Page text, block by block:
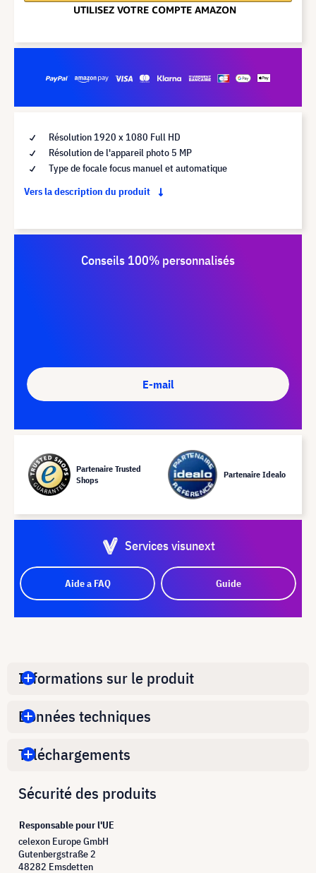
Résolution 1920 x 1080 Full HD
Résolution de l'appareil photo 5 MP
Type de focale focus manuel et automatique
Vers la description du produit
Conseils 100% personnalisés
E-mail
Partenaire Trusted
Shops
Partenaire Idealo
Services visunext
Aide a FAQ Guide
Informations sur le produit
Données techniques
Téléchargements
Sécurité des produits
Responsable pour l'UE
celexon Europe GmbH
Gutenbergstraße 2
48282 Emsdetten